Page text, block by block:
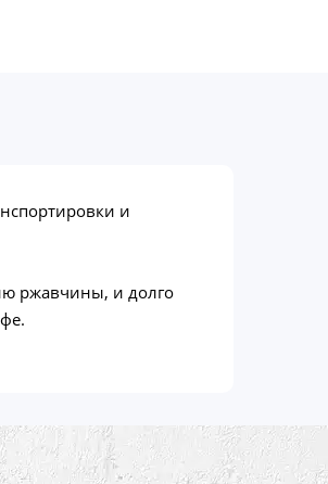
и
ржавчины, и долго